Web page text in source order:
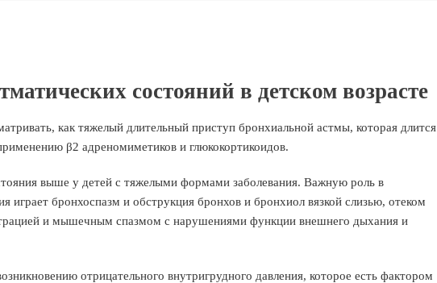
состояний в детском возрасте
как тяжелый длительный приступ бронхиальной астмы, которая длится
β2 адреномиметиков и глюкокортикоидов.
выше у детей с тяжелыми формами заболевания. Важную роль в
играет бронхоспазм и обструкция бронхов и бронхиол вязкой слизью, отеком
и мышечным спазмом с нарушениями функции внешнего дыхания и
отрицательного внутригрудного давления, которое есть фактором